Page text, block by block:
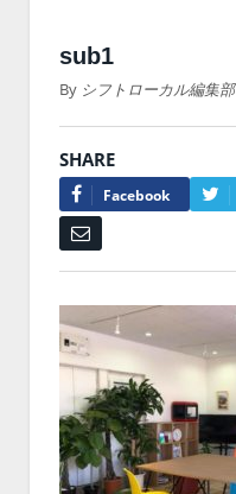
sub1
By シフトローカル編集部
SHARE
Facebook